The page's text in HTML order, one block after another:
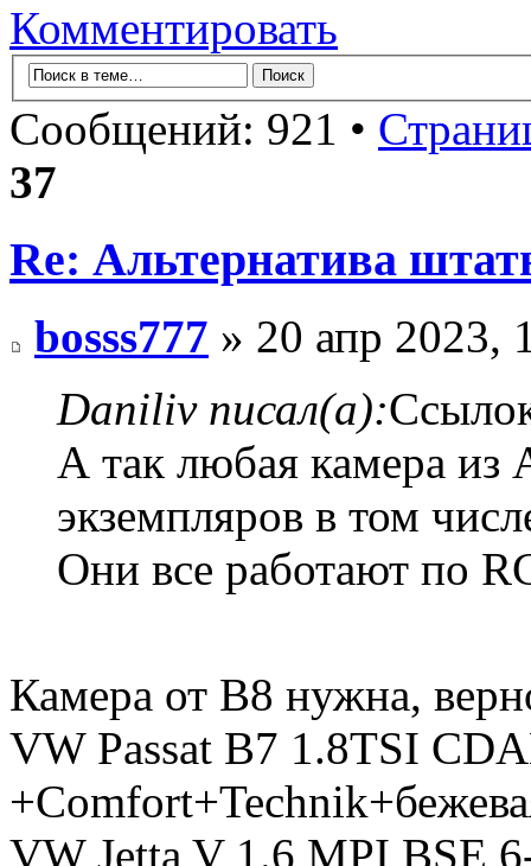
Комментировать
Сообщений: 921 •
37
Re: Альтернатива
bosss777 » 20 апр 2023,
Daniliv писал(а):
А так любая камера из
экземпляров в том
Они все работают по
Камера от B8 нужна,
VW Passat B7 1.8TSI
VW Jetta V 1.6 MPI BSE